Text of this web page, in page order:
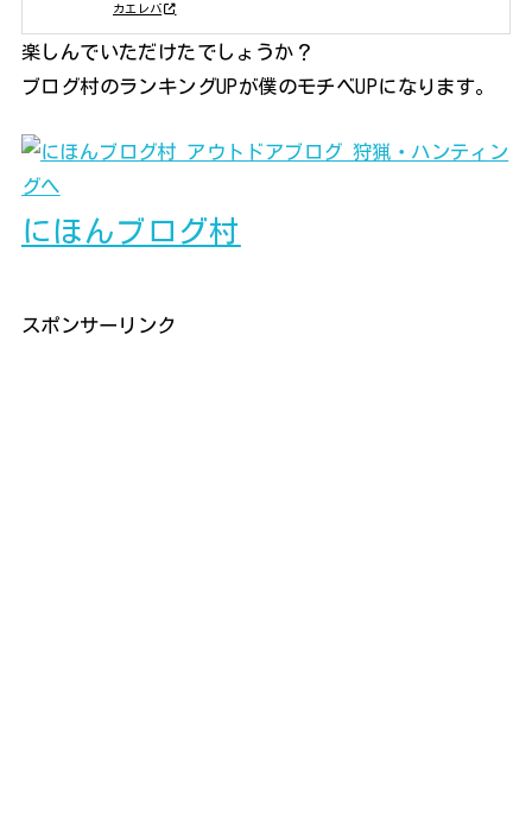
カエレバ
楽しんでいただけたでしょうか？
ブログ村のランキングUPが僕のモチベUPになります。
にほんブログ村
スポンサーリンク